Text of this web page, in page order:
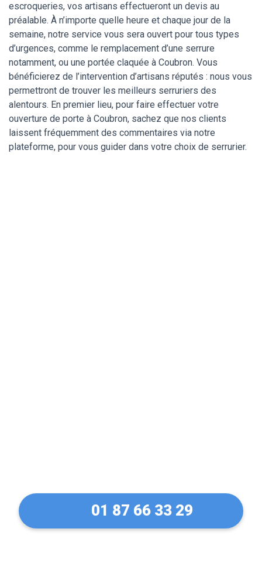
escroqueries, vos artisans effectueront un devis au
préalable. À n’importe quelle heure et chaque jour de la
semaine, notre service vous sera ouvert pour tous types
d’urgences, comme le remplacement d’une serrure
notamment, ou une portée claquée à Coubron. Vous
bénéficierez de l’intervention d’artisans réputés : nous vous
permettront de trouver les meilleurs serruriers des
alentours. En premier lieu, pour faire effectuer votre
ouverture de porte à Coubron, sachez que nos clients
laissent fréquemment des commentaires via notre
plateforme, pour vous guider dans votre choix de serrurier.
01 87 66 33 29